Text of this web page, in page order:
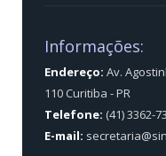
Informações:
Endereço: Av.
110 Curitiba - PR
Telefone: (41) 3362-
E-mail: